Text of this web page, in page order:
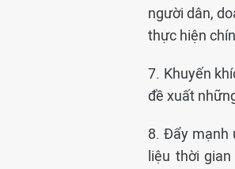
người dân,
thực hiện
7. Khuyến
đề xuất
8. Đẩy mạnh
liệu thời